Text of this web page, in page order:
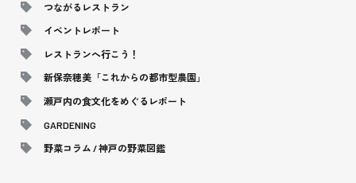
つながるレストラン
イベントレポート
レストランへ行こう！
新保奈穂美「これからの都市型農園」
瀬戸内の食文化をめぐるレポート
GARDENING
野菜コラム / 神戸の野菜図鑑